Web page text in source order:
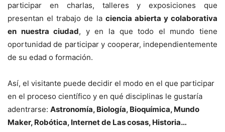
participar en charlas, talleres y exposiciones que
presentan el trabajo de la ciencia abierta y colaborativa
en nuestra ciudad, y en la que todo el mundo tiene
oportunidad de participar y cooperar, independientemente
de su edad o formación.
Así, el visitante puede decidir el modo en el que participar
en el proceso científico y en qué disciplinas le gustaría
adentrarse: Astronomía, Biología, Bioquímica, Mundo
Maker, Robótica, Internet de Las cosas, Historia…